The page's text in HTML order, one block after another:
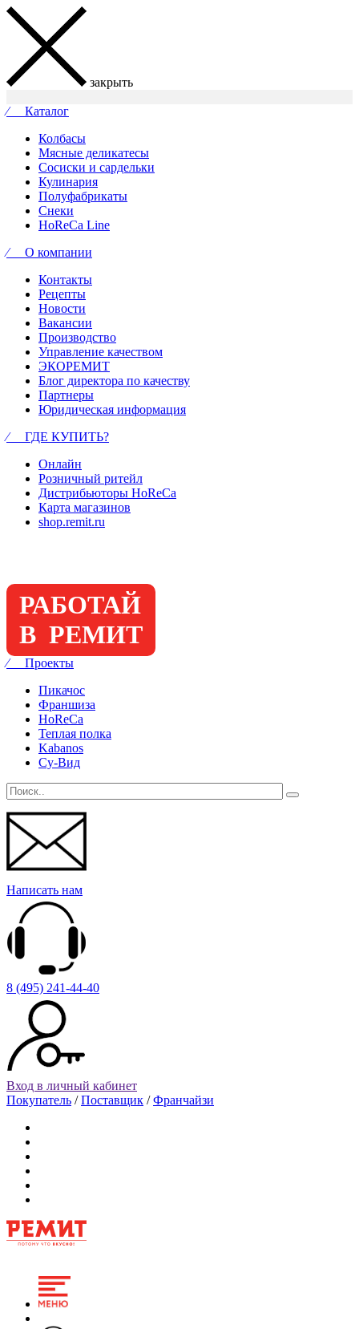
закрыть
⁄ Каталог
Колбасы
Мясные деликатесы
Сосиски и сардельки
Кулинария
Полуфабрикаты
Снеки
HoReCa Line
⁄ О компании
Контакты
Рецепты
Новости
Вакансии
Производство
Управление качеством
ЭКОРЕМИТ
Блог директора по качеству
Партнеры
Юридическая информация
⁄ ГДЕ КУПИТЬ?
Онлайн
Розничный ритейл
Дистрибьюторы HoReCa
Карта магазинов
shop.remit.ru
РАБОТАЙ
В РЕМИТ
⁄ Проекты
Пикачос
Франшиза
HoReCa
Теплая полка
Kabanos
Су-Вид
Написать нам
8 (495) 241-44-40
Вход в личный кабинет
Покупатель /Поставщик /Франчайзи